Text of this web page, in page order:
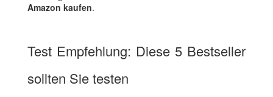
Amazon kaufen.
Test Empfehlung: Diese 5 Bestseller
sollten Sie testen